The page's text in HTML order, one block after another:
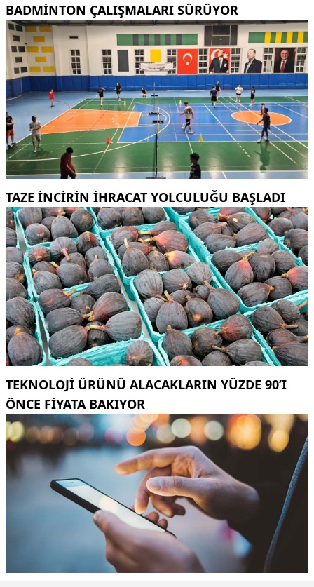
BADMINTON ÇALIŞMALARI SÜRÜYOR
TAZE INCIRIN IHRACAT YOLCULUĞU BAŞLADI
TEKNOLOJI ÜRÜNÜ ALACAKLARIN YÜZDE 90’I
ÖNCE FIYATA BAKIYOR